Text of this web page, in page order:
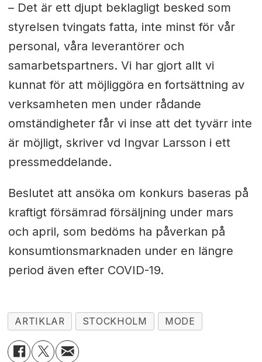
– Det är ett djupt beklagligt besked som
styrelsen tvingats fatta, inte minst för vår
personal, våra leverantörer och
samarbetspartners. Vi har gjort allt vi
kunnat för att möjliggöra en fortsättning av
verksamheten men under rådande
omständigheter får vi inse att det tyvärr inte
är möjligt, skriver vd Ingvar Larsson i ett
pressmeddelande.
Beslutet att ansöka om konkurs baseras på
kraftigt försämrad försäljning under mars
och april, som bedöms ha påverkan på
konsumtionsmarknaden under en längre
period även efter COVID-19.
ARTIKLAR STOCKHOLM MODE